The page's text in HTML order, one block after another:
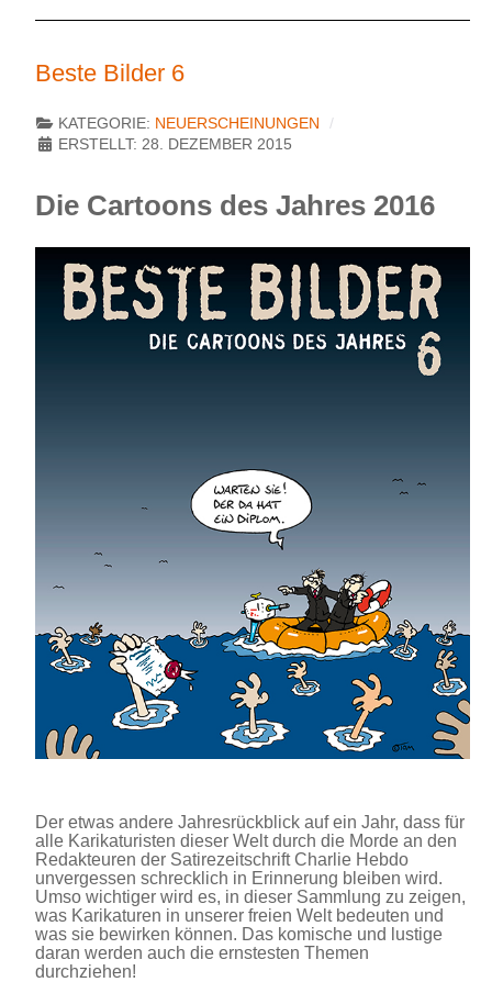
Beste Bilder 6
KATEGORIE: NEUERSCHEINUNGEN
ERSTELLT: 28. DEZEMBER 2015
Die Cartoons des Jahres 2016
Der etwas andere Jahresrückblick auf ein Jahr, dass für
alle Karikaturisten dieser Welt durch die Morde an den
Redakteuren der Satirezeitschrift Charlie Hebdo
unvergessen schrecklich in Erinnerung bleiben wird.
Umso wichtiger wird es, in dieser Sammlung zu zeigen,
was Karikaturen in unserer freien Welt bedeuten und
was sie bewirken können. Das komische und lustige
daran werden auch die ernstesten Themen
durchziehen!